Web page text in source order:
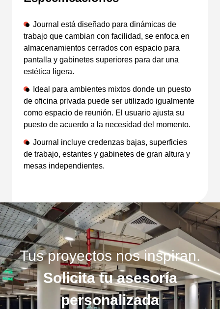
Journal está diseñado para dinámicas de
trabajo que cambian con facilidad, se enfoca en
almacenamientos cerrados con espacio para
pantalla y gabinetes superiores para dar una
estética ligera.
Ideal para ambientes mixtos donde un puesto
de oficina privada puede ser utilizado igualmente
como espacio de reunión. El usuario ajusta su
puesto de acuerdo a la necesidad del momento.
Journal incluye credenzas bajas, superficies
de trabajo, estantes y gabinetes de gran altura y
mesas independientes.
Tus proyectos nos inspiran.
Solicita tu asesoría
personalizada